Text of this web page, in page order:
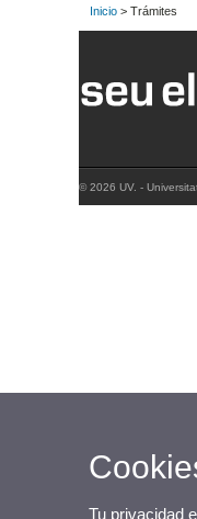
Inicio > Trámites
© 2026 UV. -
Tu privacidad